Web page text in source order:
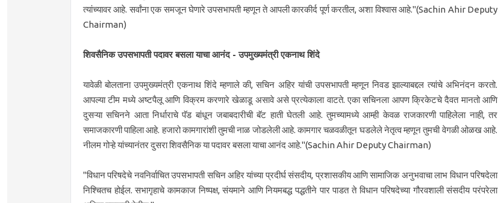
त्यांच्यावर आहे. सर्वांना एक समजून घेणारे उपसभापती म्हणून ते आपली कारकीर्द पूर्ण करतील, अशा विश्वास आहे."(Sachin Ahir Deputy
Chairman)
शिवसैनिक उपसभापती पदावर बसला याचा आनंद - उपमुख्यमंत्री एकनाथ शिंदे
यावेळी बोलताना उपमुख्यमंत्री एकनाथ शिंदे म्हणाले की, सचिन अहिर यांची उपसभापती म्हणून निवड झाल्याबद्दल त्यांचे अभिनंदन करतो.
आपल्या टीम मध्ये अष्टपैलू आणि विक्रम करणारे खेळाडू असावे असे प्रत्येकाला वाटते. एका सचिनला आपण क्रिकेटचे दैवत मानतो आणि
दुसऱ्या सचिनने आता निर्धाराचे पॅड बांधून जबाबदारीची बॅट हाती घेतली आहे. तुमच्यामध्ये आम्ही केवळ राजकारणी पाहिलेला नाही, तर
समाजकारणी पाहिला आहे. हजारो कामगारांशी तुमची नाळ जोडलेली आहे. कामगार चळवळीतून घडलेले नेतृत्व म्हणून तुमची वेगळी ओळख आहे.
नीलम गोऱ्हे यांच्यानंतर दुसरा शिवसैनिक या पदावर बसला याचा आनंद आहे."(Sachin Ahir Deputy Chairman)
"विधान परिषदेचे नवनिर्वाचित उपसभापती सचिन अहिर यांच्या प्रदीर्घ संसदीय, प्रशासकीय आणि सामाजिक अनुभवाचा लाभ विधान परिषदेला
निश्चितच होईल. सभागृहाचे कामकाज निष्पक्ष, संयमाने आणि नियमबद्ध पद्धतीने पार पाडत ते विधान परिषदेच्या गौरवशाली संसदीय परंपरेला